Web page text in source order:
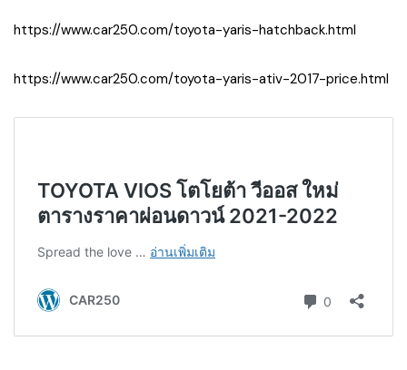
https://www.car250.com/toyota-yaris-hatchback.html
https://www.car250.com/toyota-yaris-ativ-2017-price.html